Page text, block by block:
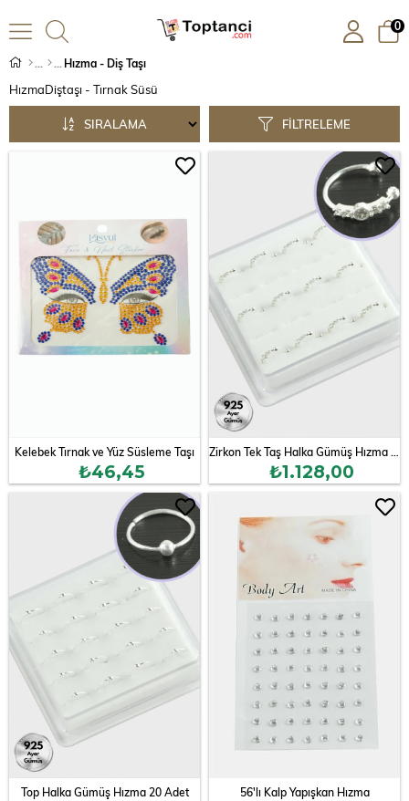
0
Hızma - Diş Taşı
HızmaDiştaşı - Tırnak Süsü
FILTRELEME
SIRALAMA
Kelebek Tırnak ve Yüz Süsleme Taşı
₺46,45 ₺1.128,00
Top Halka Gümüş Hızma 20 Adet 56'lı Kalp Yapışkan Hızma